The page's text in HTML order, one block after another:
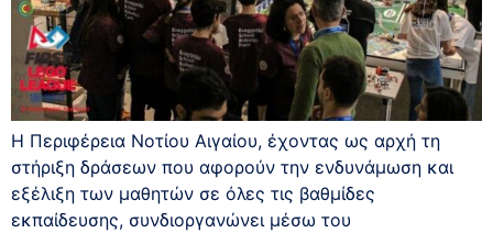
Η Περιφέρεια Νοτίου Αιγαίου, έχοντας ως αρχή τη
στήριξη δράσεων που αφορούν την ενδυνάμωση και
εξέλιξη των μαθητών σε όλες τις βαθμίδες
εκπαίδευσης, συνδιοργανώνει μέσω του